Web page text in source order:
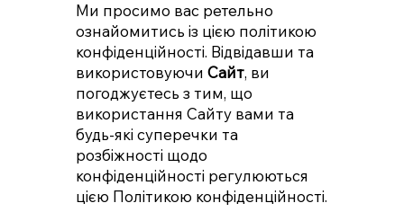
Ми просимо вас ретельно
ознайомитись із цією політикою
конфіденційності. Відвідавши та
використовуючиСайт, ви
погоджуєтесь з тим, що
використання Сайту вами та
будь-які суперечки та
розбіжності щодо
конфіденційності регулюються
цією Політикою конфіденційності.